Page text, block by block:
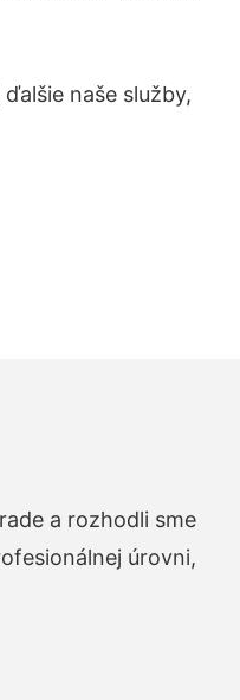
naše služby,
a rozhodli sme
úrovni,